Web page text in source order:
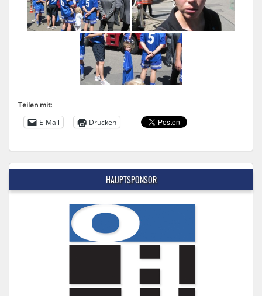
Teilen mit:
E-Mail
Drucken
HAUPTSPONSOR